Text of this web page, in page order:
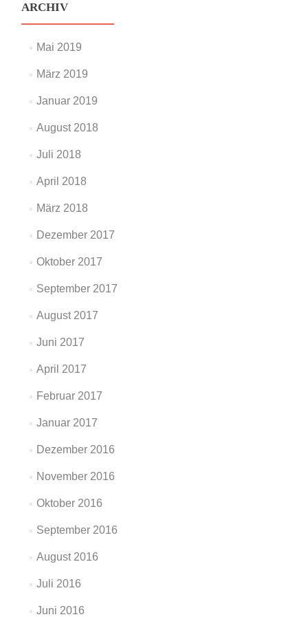
ARCHIV
Mai 2019
März 2019
Januar 2019
August 2018
Juli 2018
April 2018
März 2018
Dezember 2017
Oktober 2017
September 2017
August 2017
Juni 2017
April 2017
Februar 2017
Januar 2017
Dezember 2016
November 2016
Oktober 2016
September 2016
August 2016
Juli 2016
Juni 2016